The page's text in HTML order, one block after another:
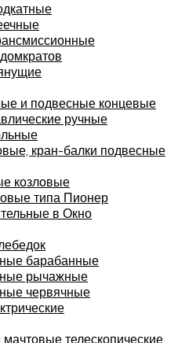
и подвесные концевые
ручные
кран-балки подвесные
козловые
типа Пионер
в Окно
барабанные
рычажные
червячные
телескопические